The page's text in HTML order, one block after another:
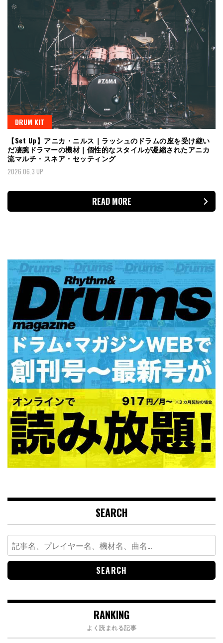
DRUM KIT
【Set Up】アニカ・ニルス｜ラッシュのドラムの座を受け継い
だ凄腕ドラマーの機材｜個性的なスタイルが凝縮されたアニカ
流マルチ・スネア・セッティング
2026.06.3 UP
READ MORE
SEARCH
Search
for:
RANKING
よく読まれる記事